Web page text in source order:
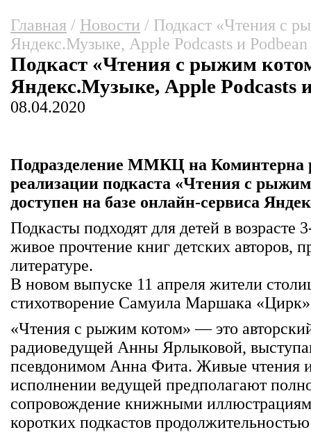
Вы здесь
Главная / Новости / Подкаст «Чтения с
Яндекс.Музыке, Apple Podcasts и Podbean
Подкаст «Чтения с рыжим
Яндекс.Музыке, Apple Podcasts
08.04.2020
Подразделение ММКЦ на Коминтерна
реализации подкаста «Чтения с
доступен на базе онлайн-сервиса
Подкасты подходят для детей в возрасте
живое прочтение книг детских авторов,
литературе.
В новом выпуске 11 апреля жители
стихотворение Самуила Маршака
«Чтения с рыжим котом» — это
радиоведущей Анны Ярлыковой,
псевдонимом Анна Фита. Живые чтения
исполнении ведущей предполагают
сопровождение книжными
коротких подкастов